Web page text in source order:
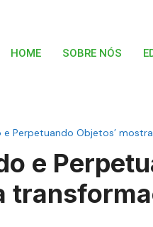
HOME SOBRE NÓS
e Perpetuando Objetos’
e